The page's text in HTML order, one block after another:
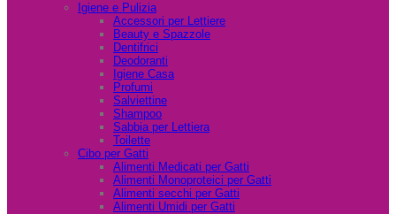
Igiene e Pulizia
Accessori per Lettiere
Beauty e Spazzole
Dentifrici
Deodoranti
Igiene Casa
Profumi
Salviettine
Shampoo
Sabbia per Lettiera
Toilette
Cibo per Gatti
Alimenti Medicati per Gatti
Alimenti Monoproteici per Gatti
Alimenti secchi per Gatti
Alimenti Umidi per Gatti